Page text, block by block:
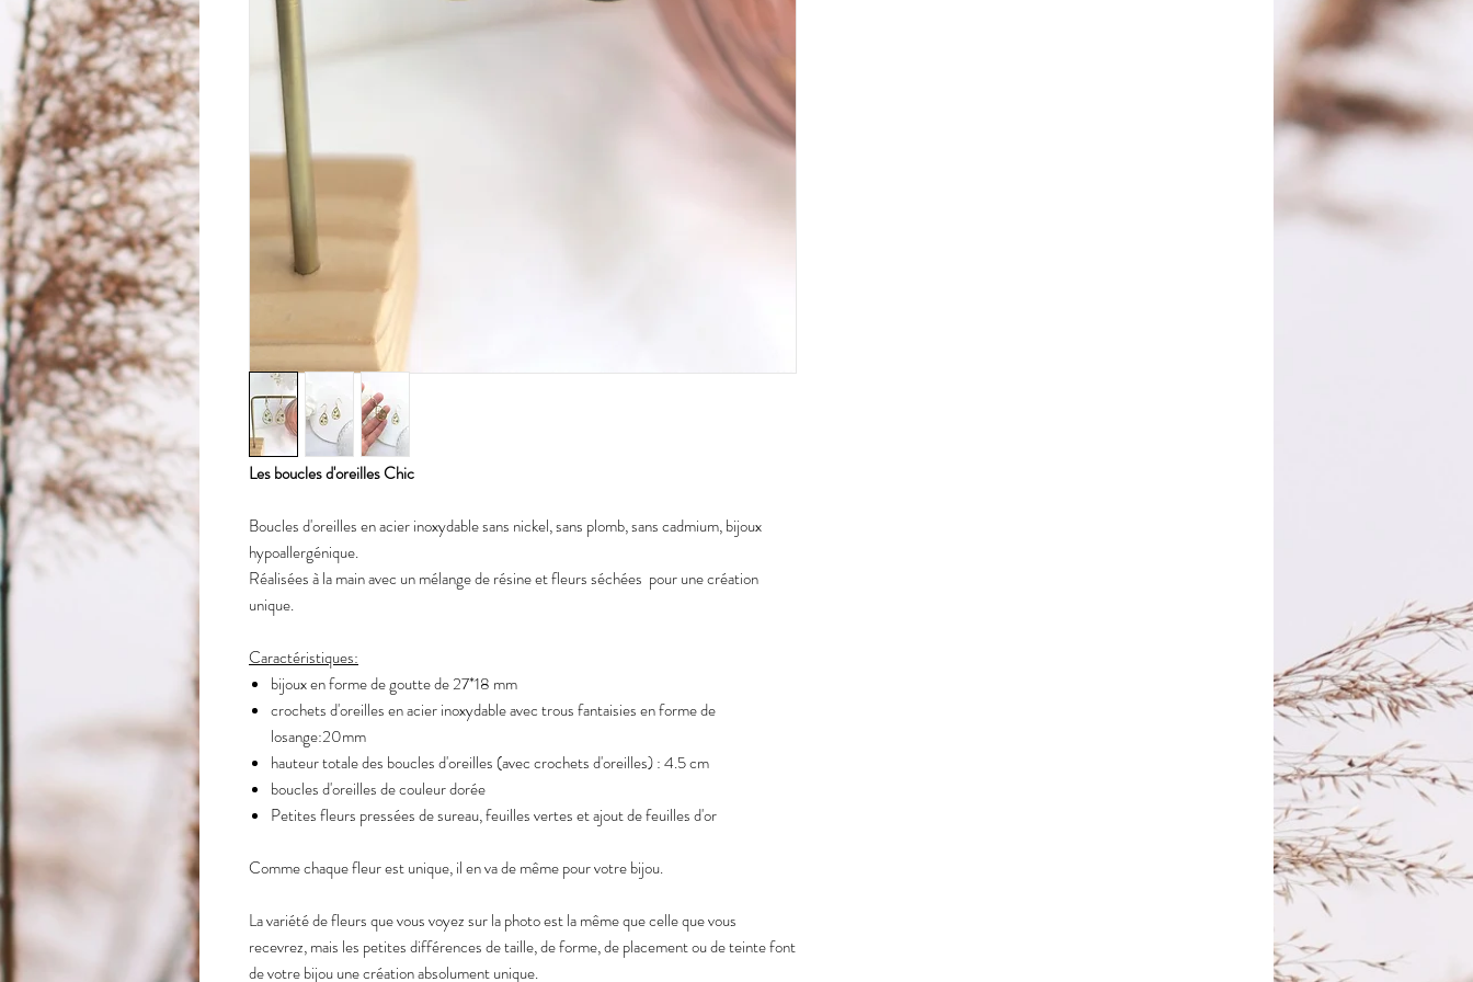
Les boucles d'oreilles Chic
Boucles d'oreilles en acier inoxydable sans nickel, sans plomb, sans cadmium, bijoux
hypoallergénique.
Réalisées à la main avec un mélange de résine et fleurs séchées pour une création
unique.
Caractéristiques:
bijoux en forme de goutte de 27*18 mm
crochets d'oreilles en acier inoxydable avec trous fantaisies en forme de
losange:20mm
hauteur totale des boucles d'oreilles (avec crochets d'oreilles) : 4.5 cm
boucles d'oreilles de couleur dorée
Petites fleurs pressées de sureau, feuilles vertes et ajout de feuilles d'or
Comme chaque fleur est unique, il en va de même pour votre bijou.
La variété de fleurs que vous voyez sur la photo est la même que celle que vous
recevrez, mais les petites différences de taille, de forme, de placement ou de teinte font
de votre bijou une création absolument unique.